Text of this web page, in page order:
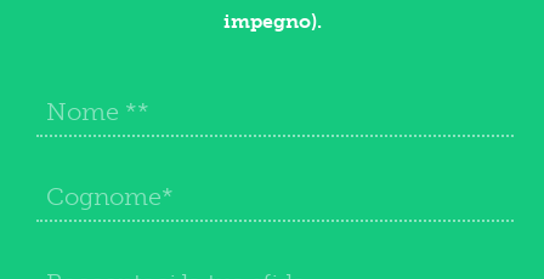
impegno).